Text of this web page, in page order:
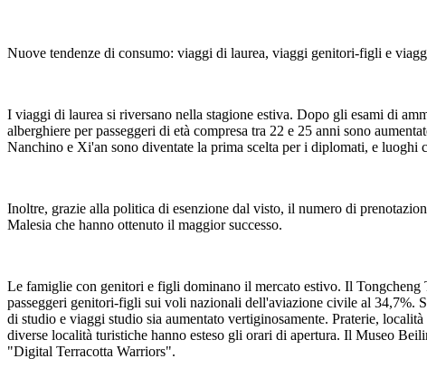
Nuove tendenze di consumo: viaggi di laurea, viaggi genitori-figli e
I viaggi di laurea si riversano nella stagione estiva. Dopo gli esami di
alberghiere per passeggeri di età compresa tra 22 e 25 anni sono
Nanchino e Xi'an sono diventate la prima scelta per i diplomati, e
Inoltre, grazie alla politica di esenzione dal visto, il numero di
Malesia che hanno ottenuto il maggior successo.
Le famiglie con genitori e figli dominano il mercato estivo. Il
passeggeri genitori-figli sui voli nazionali dell'aviazione civile al 34,7%.
di studio e viaggi studio sia aumentato vertiginosamente. Praterie,
diverse località turistiche hanno esteso gli orari di apertura. Il Museo
"Digital Terracotta Warriors".